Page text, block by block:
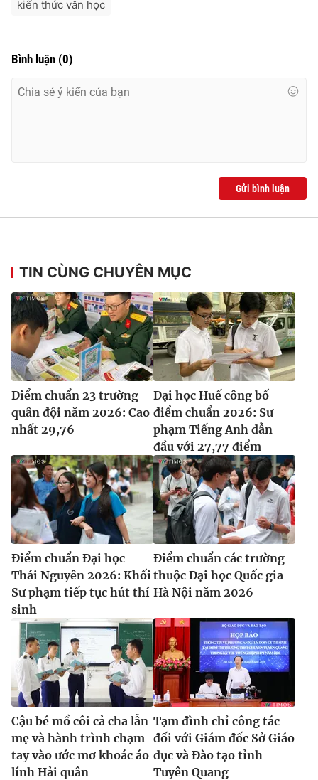
kiến thức văn học
Bình luận (0)
Gửi bình luận
TIN CÙNG CHUYÊN MỤC
Điểm chuẩn 23 trường
quân đội năm 2026: Cao
nhất 29,76
Đại học Huế công bố
điểm chuẩn 2026: Sư
phạm Tiếng Anh dẫn
đầu với 27,77 điểm
Điểm chuẩn Đại học
Thái Nguyên 2026: Khối
Sư phạm tiếp tục hút thí
sinh
Điểm chuẩn các trường
thuộc Đại học Quốc gia
Hà Nội năm 2026
Cậu bé mồ côi cả cha lẫn
mẹ và hành trình chạm
tay vào ước mơ khoác áo
lính Hải quân
Tạm đình chỉ công tác
đối với Giám đốc Sở Giáo
dục và Đào tạo tỉnh
Tuyên Quang